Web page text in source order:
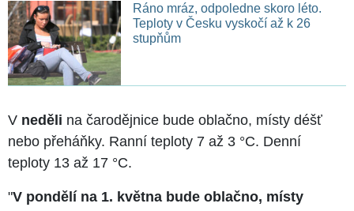
Ráno mráz, odpoledne skoro léto.
Teploty v Česku vyskočí až k 26
stupňům
V neděli na čarodějnice bude oblačno, místy déšť
nebo přeháňky. Ranní teploty 7 až 3 °C. Denní
teploty 13 až 17 °C.
"V pondělí na 1. května bude oblačno, místy